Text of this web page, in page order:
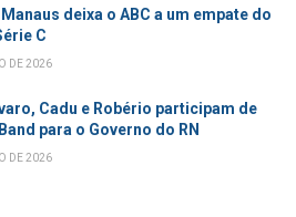
deixa o ABC a um empate do
C
DE 2026
Cadu e Robério participam de
para o Governo do RN
DE 2026